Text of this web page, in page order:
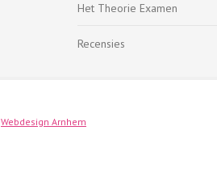
Het Theorie Examen
Recensies
Webdesign Arnhem